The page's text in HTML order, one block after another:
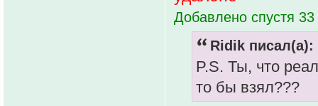
Добавлено спустя
Ridik писал(а):
P.S. Ты, что
то бы взял???